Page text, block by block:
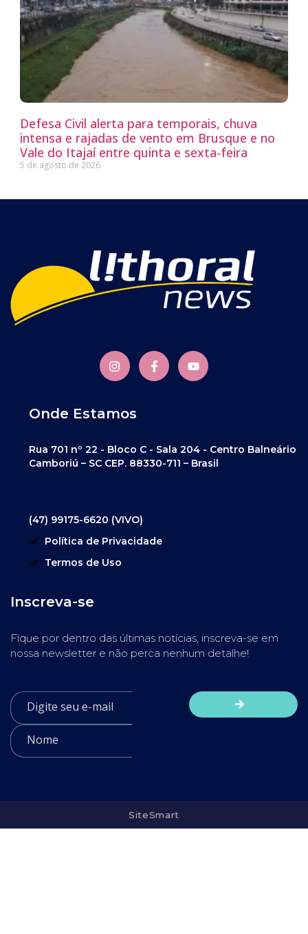
Defesa Civil alerta para temporais, chuva
intensa e rajadas de vento em Brusque e no
Vale do Itajaí entre quinta e sexta-feira
5 de agosto de 2026
Onde Estamos
Rua 701 nº 22 - Bloco C - Sala 204 - Centro Balneário
Camboriú – SC CEP. 88330-711 – Brasil
(47) 99175-6620 (VIVO)
Política de Privacidade
Termos de Uso
Inscreva-se
Fique por dentro das últimas notícias, inscreva-se em
nossa newsletter e não perca nenhum detalhe!
SiteSmart